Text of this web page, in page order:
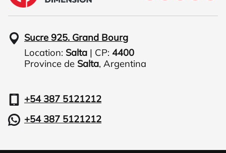
Sucre 925. Grand Bourg
Location: Salta | CP: 4400
Province de Salta, Argentina
+54 387 5121212
+54 387 5121212